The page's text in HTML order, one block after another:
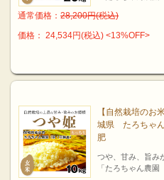
通常価格： 28,200円(税込)
価格： 24,534円(税込) <13%OFF>
【自然栽培の
城県 たろちゃ
肥
つや、甘み、旨み
「たろちゃん農